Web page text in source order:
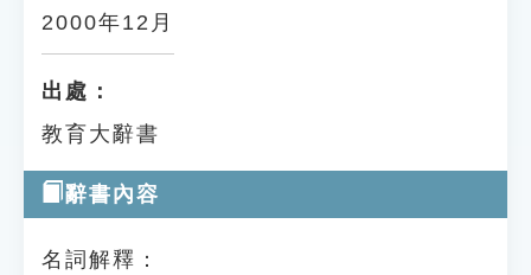
2000年12月
出處：
教育大辭書
辭書內容
名詞解釋：